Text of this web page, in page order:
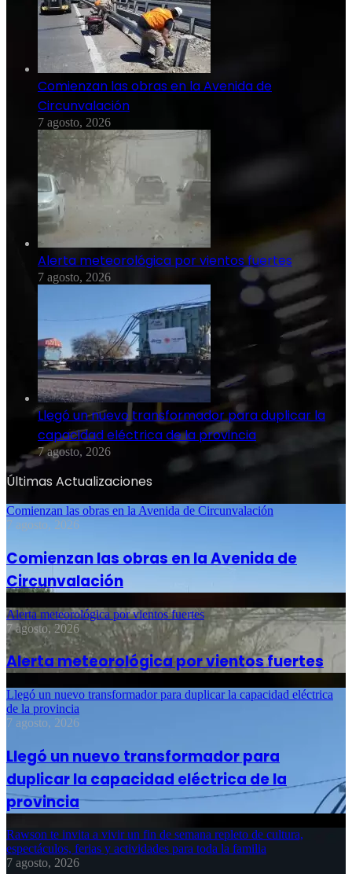
Comienzan las obras en la Avenida de
Circunvalación
7 agosto, 2026
Alerta meteorológica por vientos fuertes
7 agosto, 2026
Llegó un nuevo transformador para duplicar la
capacidad eléctrica de la provincia
7 agosto, 2026
Últimas Actualizaciones
Comienzan las obras en la Avenida de Circunvalación
7 agosto, 2026
Comienzan las obras en la Avenida de
Circunvalación
Alerta meteorológica por vientos fuertes
7 agosto, 2026
Alerta meteorológica por vientos fuertes
Llegó un nuevo transformador para duplicar la capacidad eléctrica
de la provincia
7 agosto, 2026
Llegó un nuevo transformador para
duplicar la capacidad eléctrica de la
provincia
Rawson te invita a vivir un fin de semana repleto de cultura,
espectáculos, ferias y actividades para toda la familia
7 agosto, 2026